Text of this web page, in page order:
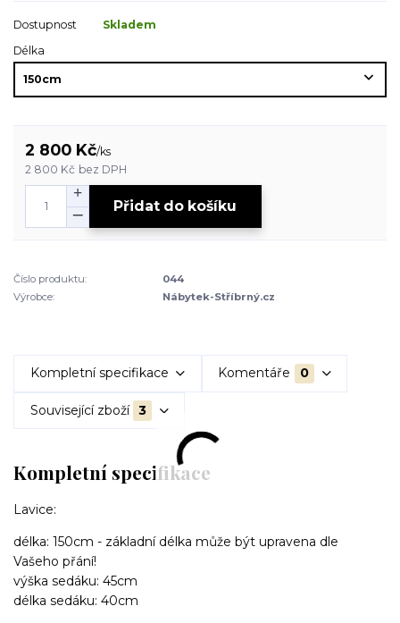
Dostupnost
Skladem
Délka
2 800 Kč/ks
2 800 Kč bez DPH
Přidat do košíku
Číslo produktu:
044
Výrobce:
Nábytek-Stříbrný.cz
Kompletní specifikace Komentáře 0
Související zboží 3
Kompletní specifikace
Lavice:
délka: 150cm - základní délka může být upravena dle
Vašeho přání!
výška sedáku: 45cm
délka sedáku: 40cm